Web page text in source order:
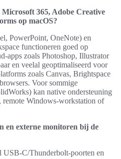
365, Adobe Creative
op macOS?
PowerPoint, OneNote) en
functioneren goed op
apps zoals Photoshop, Illustrator
en veelal geoptimaliseerd voor
zoals Canvas, Brightspace
Voor sommige
kan native ondersteuning
remote Windows-workstation of
en externe monitoren bij de
USB-C/Thunderbolt-poorten en